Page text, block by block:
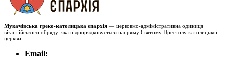
Мукачівська греко-католицька єпархія — церковно-адміністративна одиниця
візантійського обряду, яка підпорядковується напряму Святому Престолу католицької
церкви.
Email: